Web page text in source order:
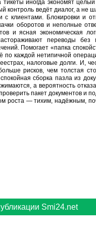
иногда экономят
ведёт диалог, а не
клиентами. Блокировки и
оборотов и неполные
и ясная экономическая
переводы без
Помогает «папка
каждой нетипичной
налоговые долги. И,
рисков, чем толстая
сборка пазла из
а вероятность
пакет документов и
роста — тихим, надёжным,
Smi24.net